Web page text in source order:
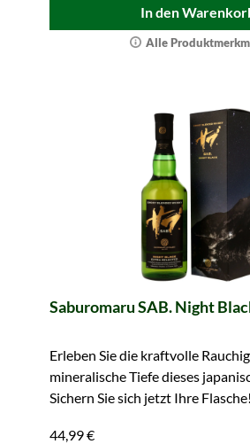
In den
Alle
Saburomaru SAB. Night
Erleben Sie die kraftvolle
mineralische Tiefe dieses
Sichern Sie sich jetzt Ihre Flasche!
44,99 €